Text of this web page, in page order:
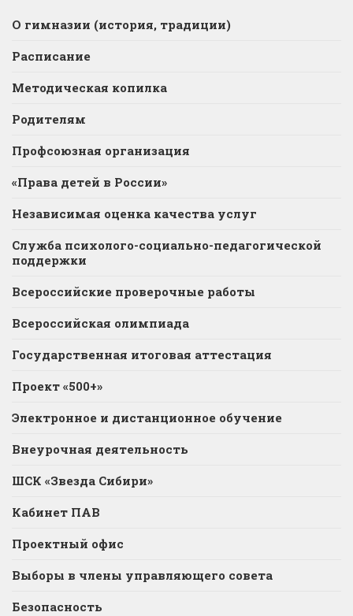
О гимназии (история, традиции)
Расписание
Методическая копилка
Родителям
Профсоюзная организация
«Права детей в России»
Независимая оценка качества услуг
Служба психолого-социально-педагогической
поддержки
Всероссийские проверочные работы
Всероссийская олимпиада
Государственная итоговая аттестация
Проект «500+»
Электронное и дистанционное обучение
Внеурочная деятельность
ШСК «Звезда Сибири»
Кабинет ПАВ
Проектный офис
Выборы в члены управляющего совета
Безопасность